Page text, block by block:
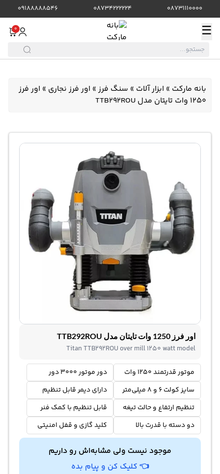
08731110000
08734222224
09188888546
☰
0
بانه مارکت » ابزار آلات » سنگ فرز» اور فرز نجاری » اور فرز
1250 وات تایتان مدل TTB292ROU
اور فرز 1250 وات تایتان مدل TTB292ROU
Titan TTB292ROU over mill 1250 watt model
موتور قدرتمند 1250 وات
دور موتور 3000 دور
سایز کولت 6 و 8 میلی‌متر
دارای دیمر قابل تنظیم
تنظیم ارتفاع و حالت تیغه
قابل تنظیم با کمک فنر
دو دسته با قدرت بالا
کلید گازی و قفل امنیتی
موجود نیست ولی مشابه‌اش رو داریم
👈 کلیک کن و پیام بده